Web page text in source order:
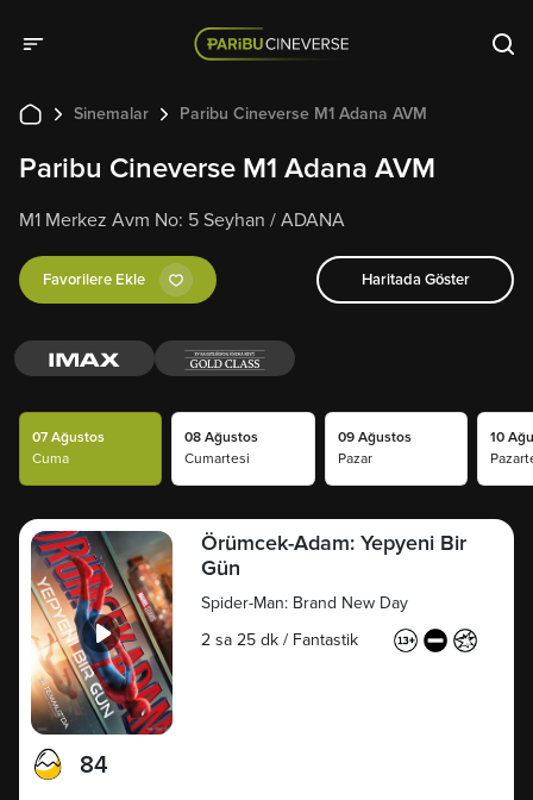
Sinemalar Paribu Cineverse M1 Adana AVM
Paribu Cineverse M1 Adana AVM
M1 Merkez Avm No: 5 Seyhan / ADANA
Favorilere Ekle Haritada Göster
07 Ağustos
Cuma
08 Ağustos
Cumartesi
09 Ağustos
Pazar
10
Örümcek-Adam: Yepyeni Bir
Gün
Spider-Man: Brand New Day
2 sa 25 dk / Fantastik
84